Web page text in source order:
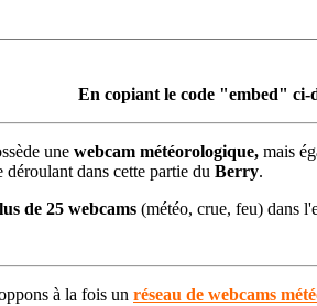
En copiant le code "embed"
une webcam météorologique, mais
dans cette partie du Berry.
de 25 webcams (météo, crue, feu) dans
à la fois un réseau de webcams